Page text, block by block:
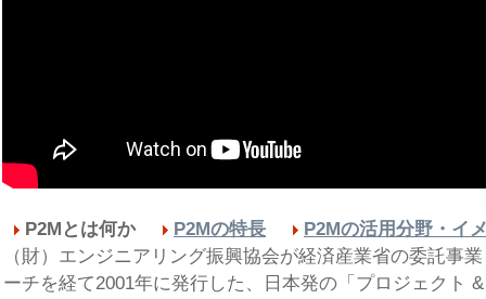
P2Mとは何か P2Mの特長
P2Mの活用分野・イ
（財）エンジニアリング振興協会が経済産業省の委託事
ーチを経て2001年に発行した、日本発の「プロジェクト